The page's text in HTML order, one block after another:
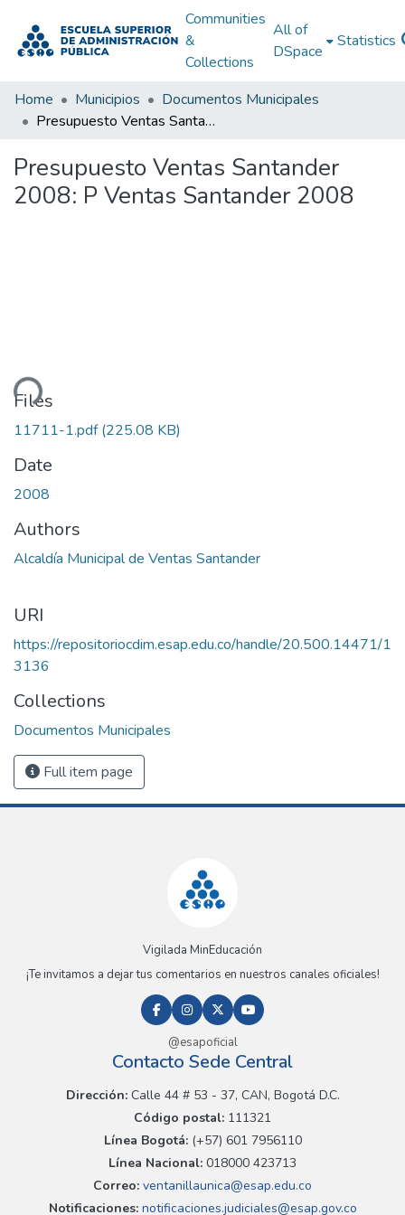
Communities
&
Collections
All of
DSpace
Statistics
Home Municipios
Documentos Municipales
Presupuesto Ventas Santander 2008: P Ventas Santander 2008
Presupuesto Ventas Santander
2008: P Ventas Santander 2008
Files
11711-1.pdf(225.08 KB)
Date
2008
Authors
Alcaldía Municipal de Ventas Santander
URI
https://repositoriocdim.esap.edu.co/handle/20.500.14471/1
3136
Collections
Documentos Municipales
Full item page
Vigilada MinEducación
¡Te invitamos a dejar tus comentarios en nuestros canales oficiales!
@esapoficial
Contacto Sede Central
Dirección:Calle 44 # 53 - 37, CAN, Bogotá D.C.
Código postal: 111321
Línea Bogotá:(+57) 601 7956110
Línea Nacional: 018000 423713
Correo: ventanillaunica@esap.edu.co
Notificaciones:notificaciones.judiciales@esap.gov.co